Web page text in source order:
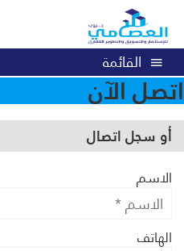
القائمة
اتصل الآن
أو سجل اتصال
الاسم
الهاتف